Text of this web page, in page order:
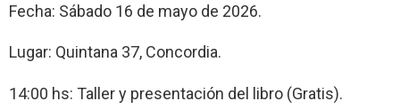
Fecha: Sábado 16 de mayo de 2026.
Lugar: Quintana 37, Concordia.
14:00 hs: Taller y presentación del libro (Gratis).